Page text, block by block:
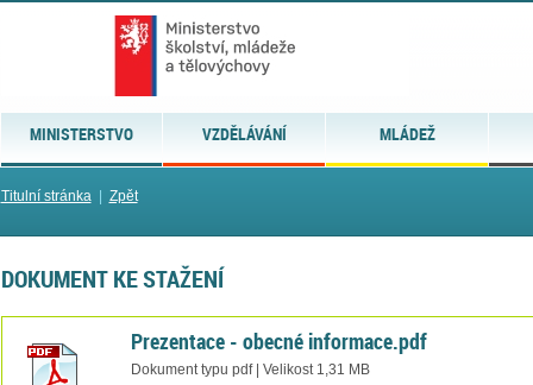
MINISTERSTVO VZDĚLÁVÁNÍ MLÁDEŽ
Titulní stránka| Zpět
DOKUMENT KE STAŽENÍ
Prezentace - obecné informace.pdf
Dokument typu pdf | Velikost 1,31 MB